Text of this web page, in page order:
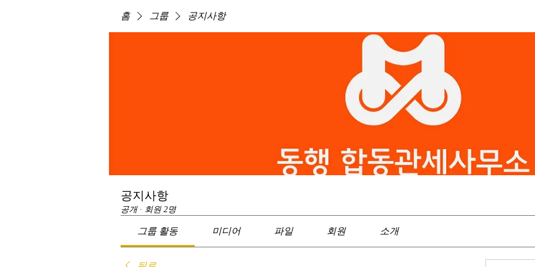
홈 그룹 공지사항
공지사항
공개 · 회원 2명
그룹 활동 미디어 파일 회원 소개